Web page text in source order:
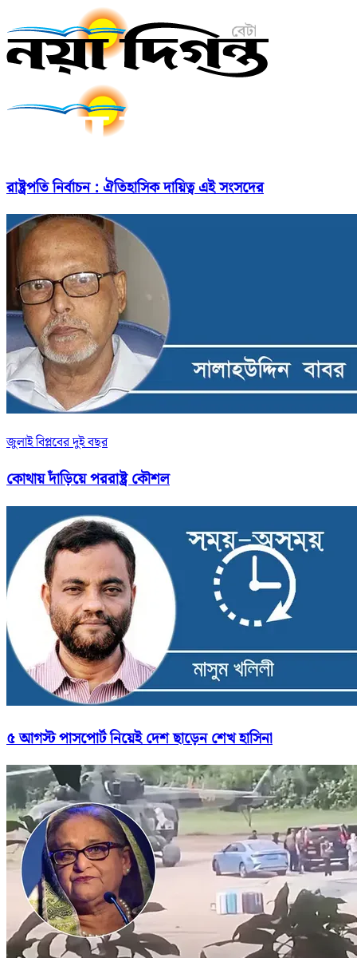
রাষ্ট্রপতি নির্বাচন : ঐতিহাসিক দায়িত্ব এই সংসদের
জুলাই বিপ্লবের দুই বছর
কোথায় দাঁড়িয়ে পররাষ্ট্র কৌশল
৫ আগস্ট পাসপোর্ট নিয়েই দেশ ছাড়েন শেখ হাসিনা